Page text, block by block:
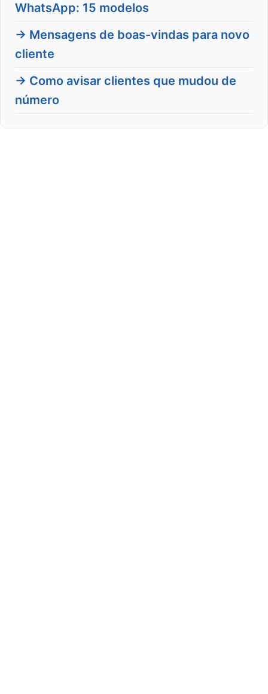
WhatsApp: 15 modelos
→ Mensagens de boas-vindas para novo
cliente
→ Como avisar clientes que mudou de
número